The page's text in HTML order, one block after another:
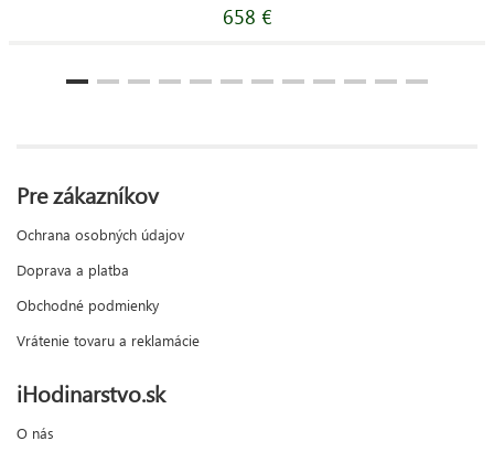
658 €
Pre zákazníkov
Ochrana osobných údajov
Doprava a platba
Obchodné podmienky
Vrátenie tovaru a reklamácie
iHodinarstvo.sk
O nás